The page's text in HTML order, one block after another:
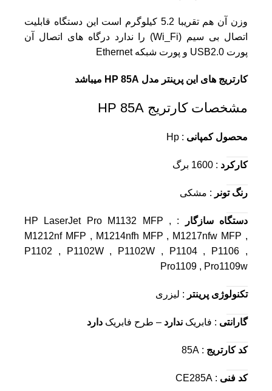
وزن آن هم تقریبا 5.2 کیلوگرم است این دستگاه قابلیت
اتصال بی سیم (Wi_Fi) را ندارد درگاه های اتصال آن
پورت USB2.0 و پورت شبکه Ethernet
کارتریج های این پرینتر مدل HP 85A میباشد
مشخصات کارتریج HP 85A
محصول کمپانی : Hp
کارکرد : 1600 برگ
رنگ تونر : مشکی
دستگاه سازگار
: HP LaserJet Pro M1132 MFP ,
M1212nf MFP , M1214nfh MFP , M1217nfw MFP ,
P1102 , P1102W , P1102W , P1104 , P1106 ,
Pro1109 , Pro1109w
تکنولوژی پرینتر : لیزری
گارانتی : فابریک ندارد – طرح فابریک دارد
کد کارتریج : 85A
کد فنی : CE285A